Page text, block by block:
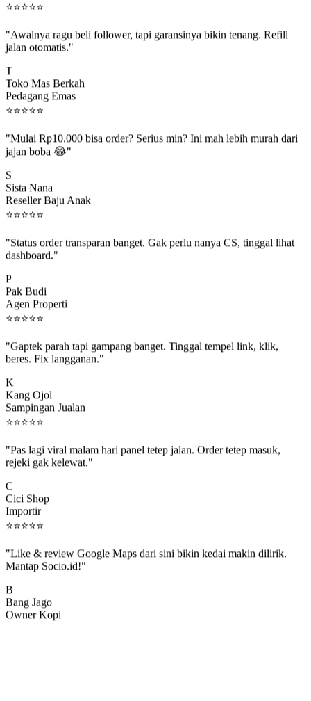
jalan otomatis."
Toko Mas Berkah
Pedagang Emas
⭐⭐⭐⭐⭐
jajan boba 😂"
Sista Nana
Reseller Baju Anak
⭐⭐⭐⭐⭐
dashboard."
Pak Budi
Agen Properti
⭐⭐⭐⭐⭐
beres. Fix langganan."
Kang Ojol
Sampingan Jualan
⭐⭐⭐⭐⭐
rejeki gak kelewat."
Cici Shop
Importir
⭐⭐⭐⭐⭐
Mantap Socio.id!"
Bang Jago
Owner Kopi